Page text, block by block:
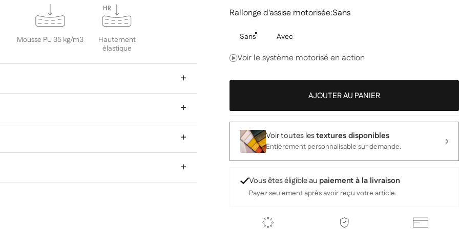
Mousse PU 35 kg/m3
Hautement
élastique
+
+
+
+
Rallonge d'assise motorisée
Rallonge d'assise motorisée:Sans
Sans Avec
Voir le système motorisé en action
AJOUTER AU PANIER
Voir toutes lestextures disponibles
Entièrement personnalisable sur demande.
Vous êtes éligible au paiement à la livraison
Payez seulement après avoir reçu votre article.